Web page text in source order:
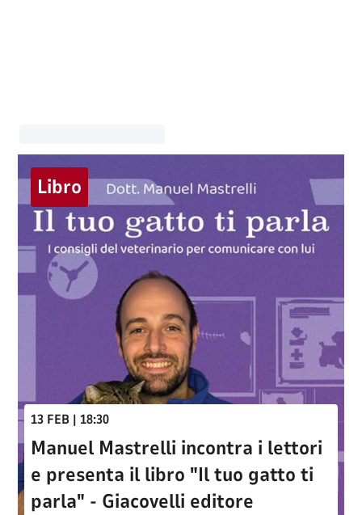
Libro
13 FEB | 18:30
Manuel Mastrelli incontra i lettori
e presenta il libro "Il tuo gatto ti
parla" - Giacovelli editore